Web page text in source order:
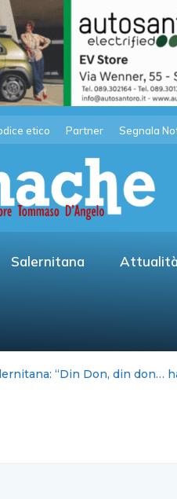
etico Partner Segnala
Salernitana Attualità
costo vita, sicurezza,